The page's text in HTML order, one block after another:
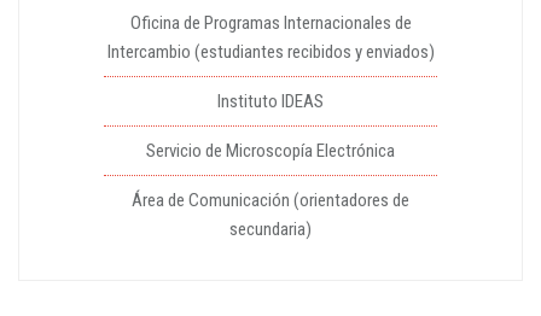
Oficina de Programas Internacionales de
Intercambio (estudiantes recibidos y enviados)
Instituto IDEAS
Servicio de Microscopía Electrónica
Área de Comunicación (orientadores de
secundaria)